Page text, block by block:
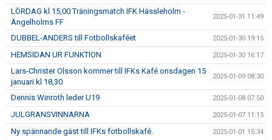
LÖRDAG kl 15,00 Träningsmatch IFK Hässleholm -
Ängelholms FF
2025-01-31 11:49
DUBBEL-ANDERS till Fotbollskaféet 2025-01-30 19:15
HEMSIDAN UR FUNKTION 2025-01-30 16:17
Lars-Christer Olsson kommer till IFKs Kafé onsdagen 15
januari kl 18,30
2025-01-09 08:30
Dennis Winroth leder U19 2025-01-08 07:50
JULGRANSVINNARNA 2025-01-07 11:15
Ny spännande gäst till IFKs fotbollskafé. 2025-01-01 15:34